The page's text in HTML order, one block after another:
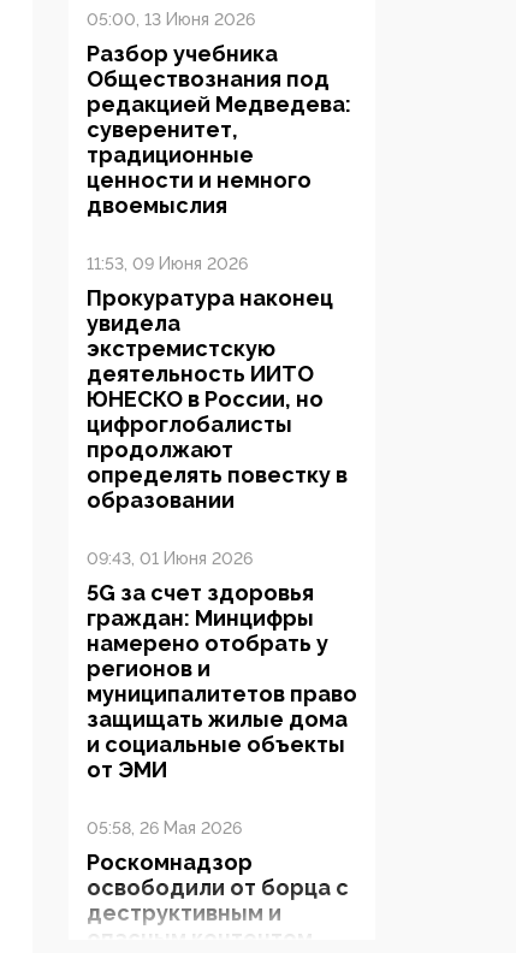
05:00, 13 Июня 2026
Разбор учебника
Обществознания под
редакцией Медведева:
суверенитет,
традиционные
ценности и немного
двоемыслия
11:53, 09 Июня 2026
Прокуратура наконец
увидела
экстремистскую
деятельность ИИТО
ЮНЕСКО в России, но
цифроглобалисты
продолжают
определять повестку в
образовании
09:43, 01 Июня 2026
5G за счет здоровья
граждан: Минцифры
намерено отобрать у
регионов и
муниципалитетов право
защищать жилые дома
и социальные объекты
от ЭМИ
05:58, 26 Мая 2026
Роскомнадзор
освободили от борца с
деструктивным и
опасным контентом